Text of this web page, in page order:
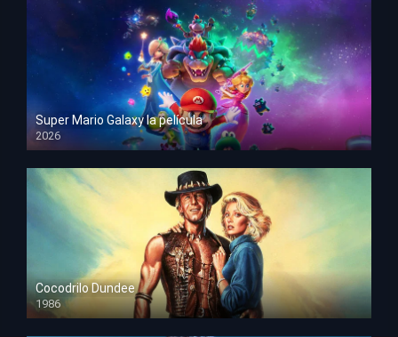
Super Mario Galaxy la película
2026
HD 1080p
Cocodrilo Dundee
1986
HD 1080p